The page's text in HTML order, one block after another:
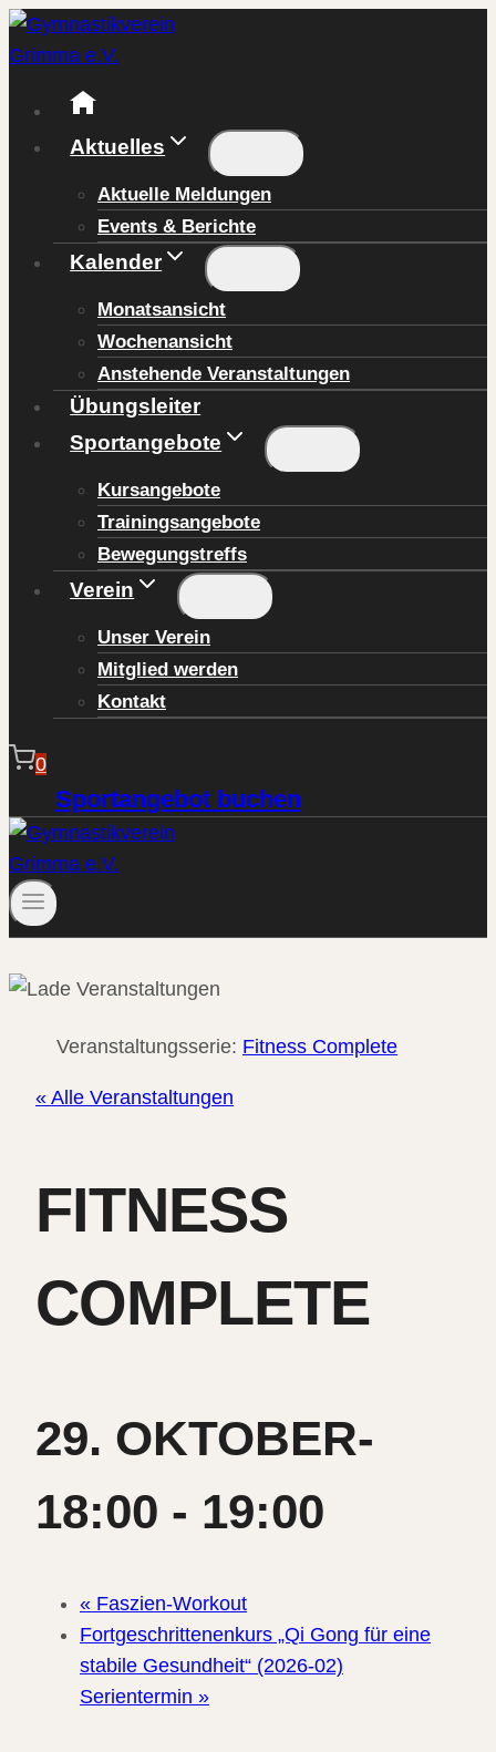
Zum
Inhalt
springen
Aktuelles
Aktuelle Meldungen
Events & Berichte
Kalender
Monatsansicht
Wochenansicht
Anstehende Veranstaltungen
Übungsleiter
Sportangebote
Kursangebote
Trainingsangebote
Bewegungstreffs
Verein
Unser Verein
Mitglied werden
Kontakt
0
Sportangebot buchen
Veranstaltungsserie: Fitness Complete
« Alle Veranstaltungen
FITNESS
COMPLETE
29. OKTOBER-
18:00 - 19:00
« Faszien-Workout
Fortgeschrittenenkurs „Qi Gong für eine
stabile Gesundheit“ (2026-02)
Serientermin »